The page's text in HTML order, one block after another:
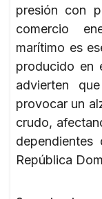
presión con
comercio
marítimo es
producido en
advierten
provocar un
crudo,
República